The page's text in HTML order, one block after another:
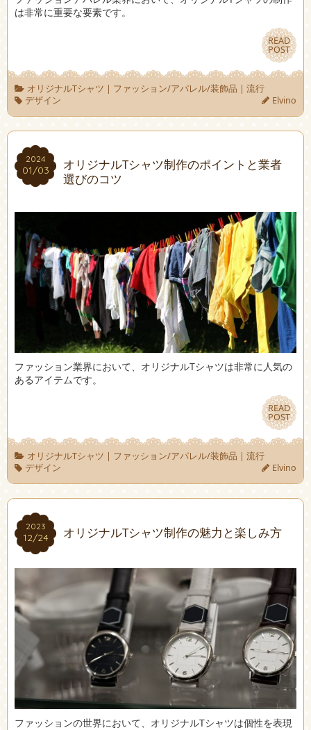
は非常に重要な要素です。
READ
POST
READ
POST
オリジナルTシャツ | ファッション/アパレル/装飾品 | 流行
デザイン
Elvino
2024
01/03
2024
01/03
オリジナルTシャツ制作のポイントと業者
選びのコツ
ファッション業界において、オリジナルTシャツは非常に人気の
あるアイテムです。
READ
POST
READ
POST
オリジナルTシャツ | ファッション/アパレル/装飾品 | 流行
デザイン
Elvino
2023
12/24
2023
12/24 オリジナルTシャツ制作の魅力と楽しみ方
ファッションの世界において、オリジナルTシャツは個性を表現